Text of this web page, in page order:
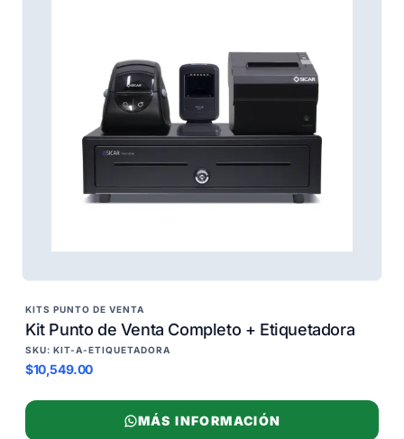
KITS PUNTO DE VENTA
Kit Punto de Venta Completo + Etiquetadora
SKU: KIT-A-ETIQUETADORA
$10,549.00
MÁS INFORMACIÓN